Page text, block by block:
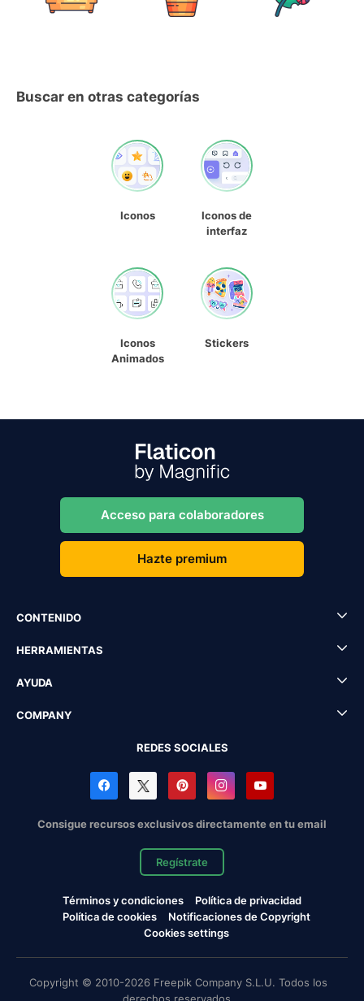
Buscar en otras categorías
Iconos
Iconos de
interfaz
Iconos
Animados
Stickers
Acceso para colaboradores
Hazte premium
CONTENIDO
HERRAMIENTAS
AYUDA
COMPANY
REDES SOCIALES
Consigue recursos exclusivos directamente en tu email
Regístrate
Términos y condiciones
Política de privacidad
Política de cookies
Notificaciones de Copyright
Cookies settings
Copyright © 2010-2026 Freepik Company S.L.U. Todos los